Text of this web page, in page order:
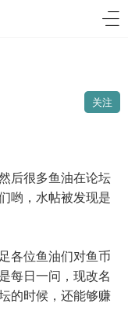
关注
后很多鱼油在论坛
哟，水帖被发现是
各位鱼油们对鱼币
每日一问，现改名
的时候，还能够赚